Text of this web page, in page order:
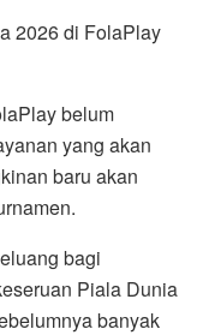
2026 di FolaPlay
belum
yang akan
baru akan
bagi
Piala Dunia
banyak